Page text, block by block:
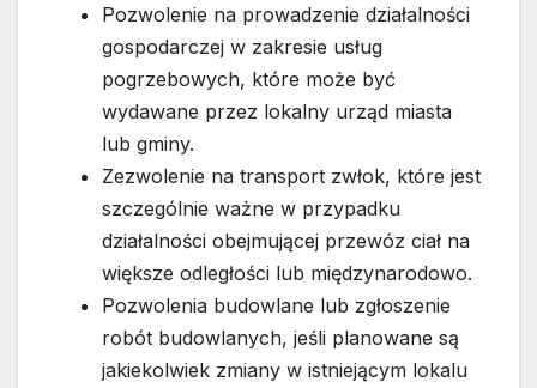
Pozwolenie na prowadzenie działalności
gospodarczej w zakresie usług
pogrzebowych, które może być
wydawane przez lokalny urząd miasta
lub gminy.
Zezwolenie na transport zwłok, które jest
szczególnie ważne w przypadku
działalności obejmującej przewóz ciał na
większe odległości lub międzynarodowo.
Pozwolenia budowlane lub zgłoszenie
robót budowlanych, jeśli planowane są
jakiekolwiek zmiany w istniejącym lokalu